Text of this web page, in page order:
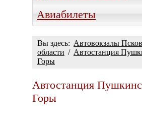
Авиабилеты
Вы здесь: Автовокзалы
области / Автостанция
Горы
Автостанция
Горы